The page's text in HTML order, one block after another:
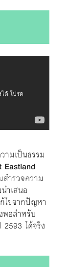
ามเป็นธรรม
Eastland
ำรวจความ
ำเสนอ
ไขจากปัญหา
พอสำหรับ
ได้จริง